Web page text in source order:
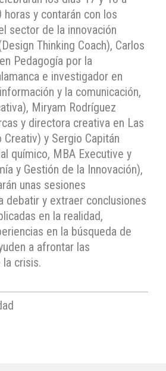
y contarán con los
sector de la innovación
Thinking Coach), Carlos
Pedagogía por la
e investigador en
y la comunicación,
Miryam Rodríguez
y directora creativa en Las
y Sergio Capitán
químico, MBA Executive y
y Gestión de la Innovación),
unas sesiones
debatir y extraer conclusiones
en la realidad,
en la búsqueda de
a afrontar las
la crisis.